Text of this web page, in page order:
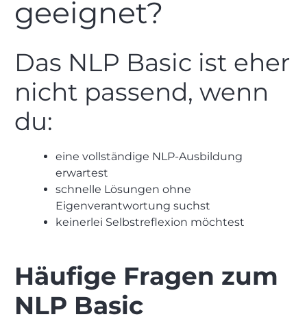
geeignet?
Das NLP Basic ist eher
nicht passend, wenn
du:
eine vollständige NLP-Ausbildung
erwartest
schnelle Lösungen ohne
Eigenverantwortung suchst
keinerlei Selbstreflexion möchtest
Häufige Fragen zum
NLP Basic